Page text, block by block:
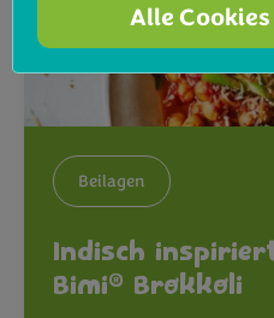
Beilagen
Indisch
Bimi® Brokkoli
Alle